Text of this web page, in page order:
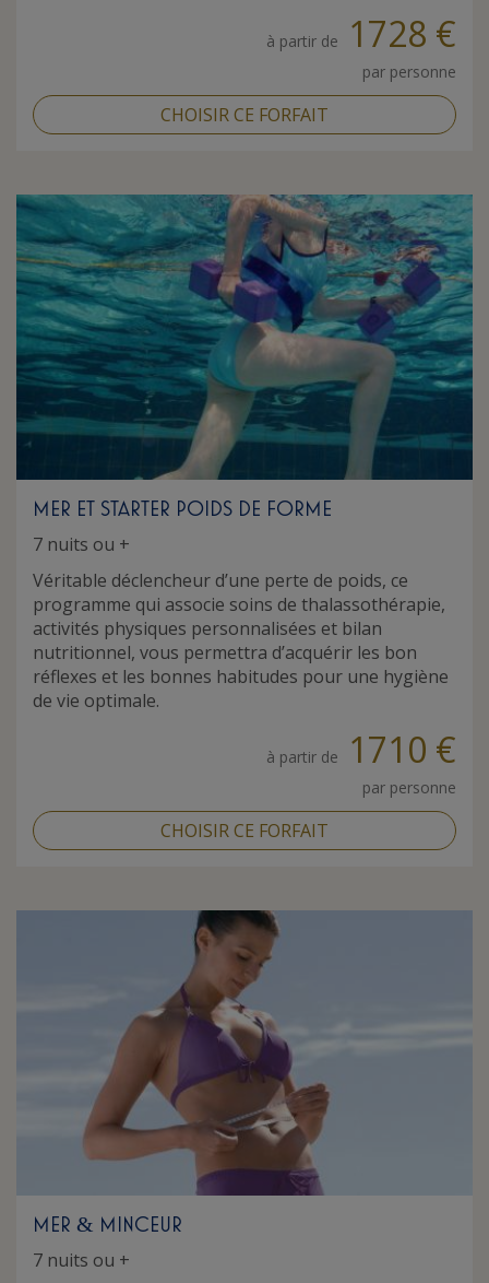
à partir de 1728 €
par personne
CHOISIR CE FORFAIT
MER ET STARTER POIDS DE FORME
7 nuits ou +
Véritable déclencheur d’une perte de poids, ce
programme qui associe soins de thalassothérapie,
activités physiques personnalisées et bilan
nutritionnel, vous permettra d’acquérir les bon
réflexes et les bonnes habitudes pour une hygiène
de vie optimale.
à partir de 1710 €
par personne
CHOISIR CE FORFAIT
MER & MINCEUR
7 nuits ou +